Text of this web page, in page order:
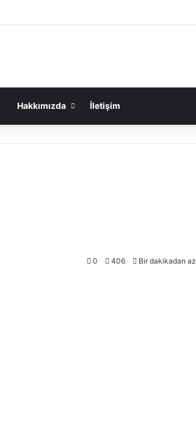
Hakkımızda İletişim
0 406 Bir dakikadan az